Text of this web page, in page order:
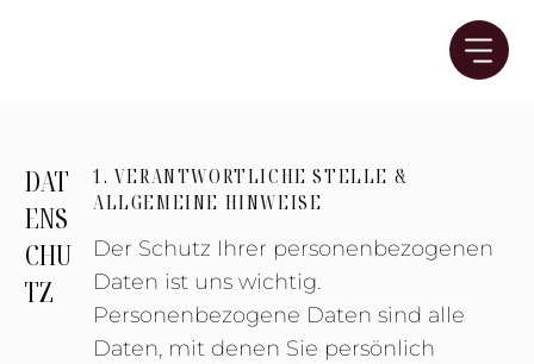
DAT
ENS
CHU
TZ
1. VERANTWORTLICHE STELLE &
ALLGEMEINE HINWEISE
Der Schutz Ihrer personenbezogenen
Daten ist uns wichtig.
Personenbezogene Daten sind alle
Daten, mit denen Sie persönlich